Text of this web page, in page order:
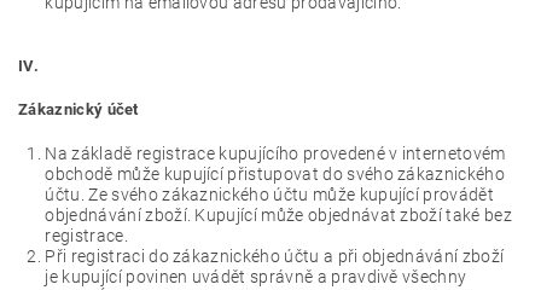
IV.
Zákaznický účet
Na základě registrace kupujícího provedené v internetovém
obchodě může kupující přistupovat do svého zákaznického
účtu. Ze svého zákaznického účtu může kupující provádět
objednávání zboží. Kupující může objednávat zboží také bez
registrace.
Při registraci do zákaznického účtu a při objednávání zboží
je kupující povinen uvádět správně a pravdivě všechny